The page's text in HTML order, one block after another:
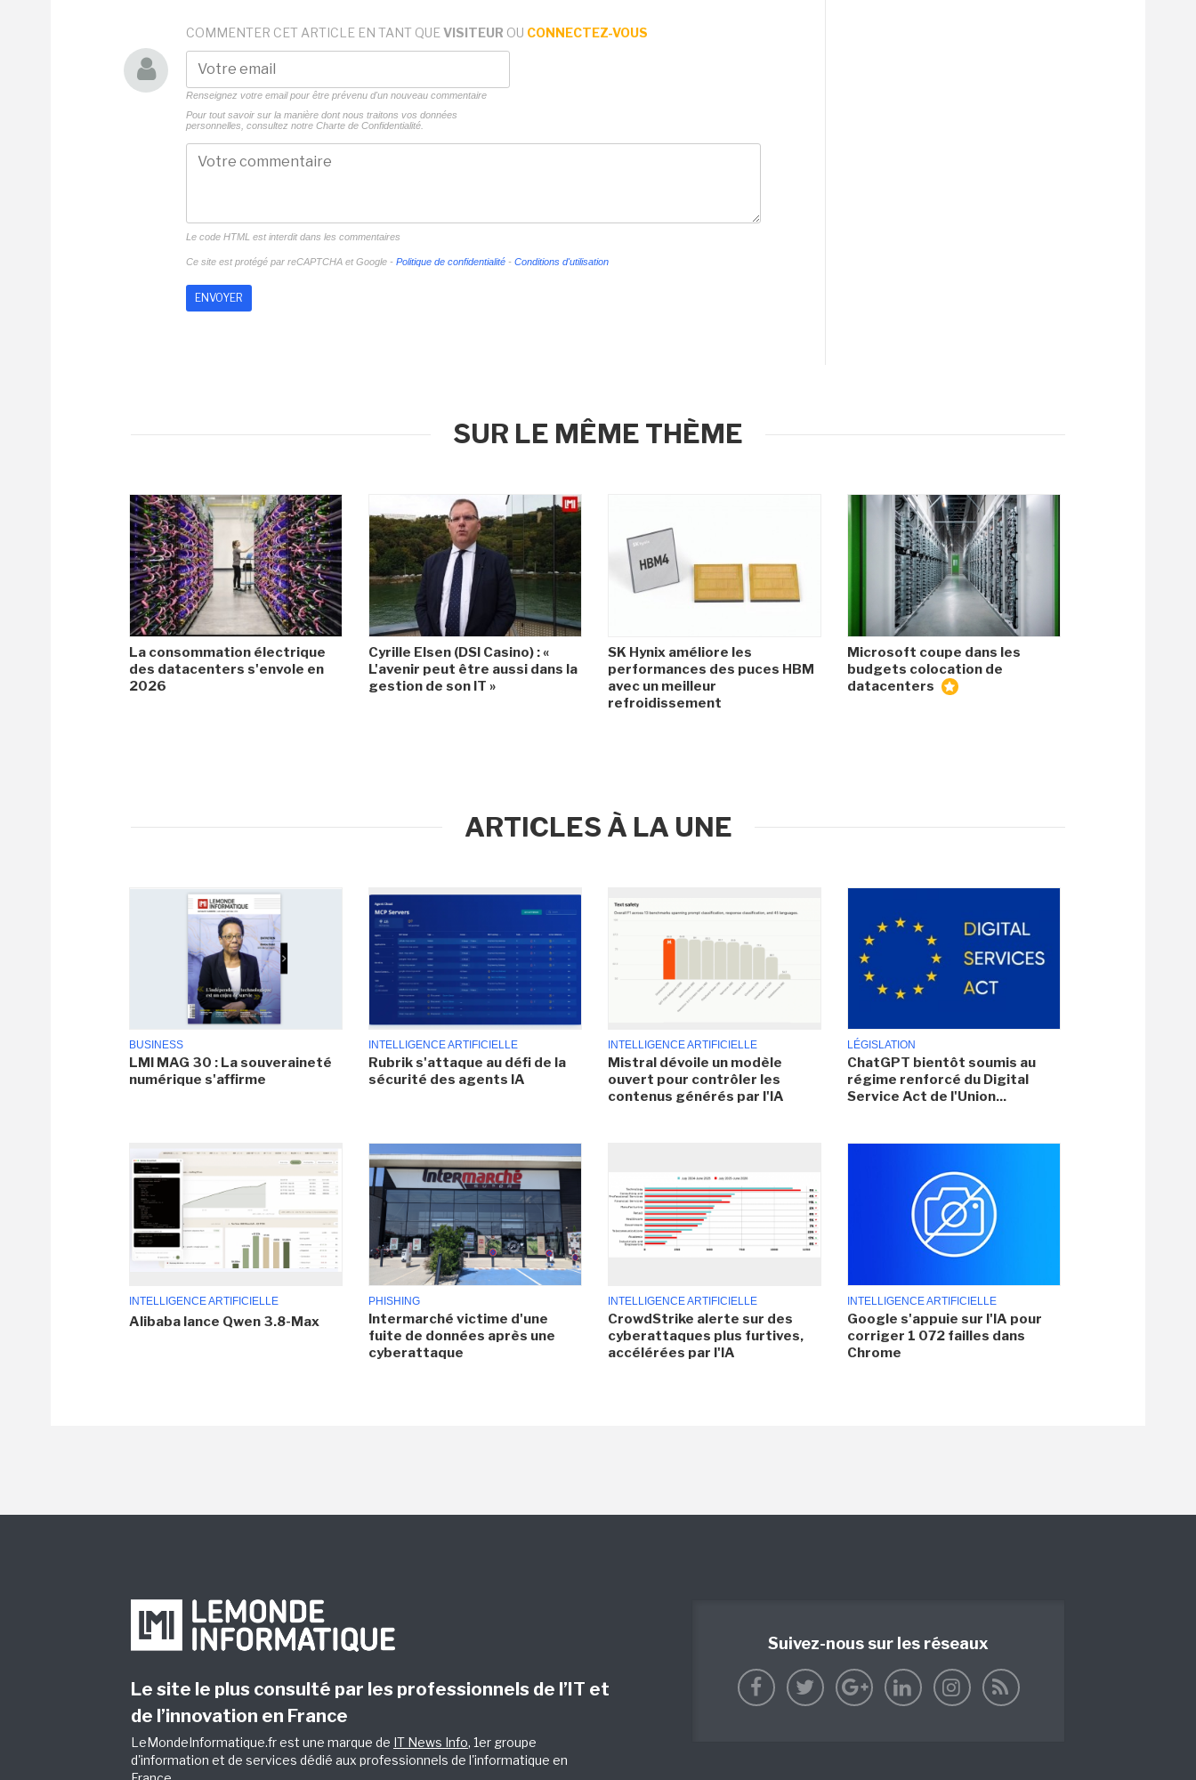
COMMENTER CET ARTICLE EN TANT QUE VISITEUR OU CONNECTEZ-VOUS
Renseignez votre email pour être prévenu d'un nouveau commentaire
Pour tout savoir sur la manière dont nous traitons vos données
personnelles, consultez notre Charte de Confidentialité.
Le code HTML est interdit dans les commentaires
Ce site est protégé par reCAPTCHA et Google - Politique de confidentialité - Conditions d'utilisation
SUR LE MÊME THÈME
La consommation électrique
des datacenters s'envole en
2026
Cyrille Elsen (DSI Casino) : «
L'avenir peut être aussi dans la
gestion de son IT »
SK Hynix améliore les
performances des puces HBM
avec un meilleur
refroidissement
Microsoft coupe dans les
budgets colocation de
datacenters
ARTICLES À LA UNE
BUSINESS
LMI MAG 30 : La souveraineté
numérique s'affirme
INTELLIGENCE ARTIFICIELLE
Rubrik s'attaque au défi de la
sécurité des agents IA
INTELLIGENCE ARTIFICIELLE
Mistral dévoile un modèle
ouvert pour contrôler les
contenus générés par l'IA
LÉGISLATION
ChatGPT bientôt soumis au
régime renforcé du Digital
Service Act de l'Union...
INTELLIGENCE ARTIFICIELLE
Alibaba lance Qwen 3.8-Max
PHISHING
Intermarché victime d'une
fuite de données après une
cyberattaque
INTELLIGENCE ARTIFICIELLE
CrowdStrike alerte sur des
cyberattaques plus furtives,
accélérées par l'IA
INTELLIGENCE ARTIFICIELLE
Google s'appuie sur l'IA pour
corriger 1 072 failles dans
Chrome
Le site le plus consulté par les professionnels de l’IT et
de l’innovation en France
LeMondeInformatique.fr est une marque de IT News Info, 1er groupe
d'information et de services dédié aux professionnels de l'informatique en
Suivez-nous sur les réseaux